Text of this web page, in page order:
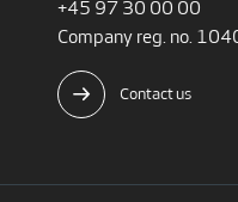
+45 97 30 00 00
Company reg. no.
Contact us